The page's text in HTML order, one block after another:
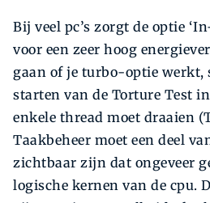
Bij veel pc’s zorgt de optie
voor een zeer hoog
gaan of je turbo-optie werkt,
starten van de Torture Test
enkele thread moet draaien
Taakbeheer moet een deel
zichtbaar zijn dat ongeveer
logische kernen van de cpu.